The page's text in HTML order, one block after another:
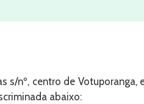
s/nº, centro de Votuporanga,
abaixo: